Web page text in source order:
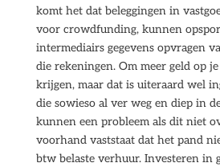
komt het dat beleggingen in
voor crowdfunding, kunnen
intermediairs gegevens opvragen
die rekeningen. Om meer geld op
krijgen, maar dat is uiteraard wel
die sowieso al ver weg en diep in
kunnen een probleem als dit niet
voorhand vaststaat dat het pand
btw belaste verhuur. Investeren in